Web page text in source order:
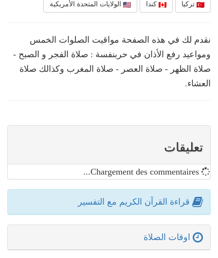
تركيا كندا الولايات المتحدة الأمريكية
نقدم لك في هذه الصفحة مواقيت الصلوات الخمس
ومواعيد رفع الأذان في حربنفسة : صلاة الفجر و الصبح -
صلاة الظهر - صلاة العصر - صلاة المغرب وكذالك صلاة
العشاء.
تعليقات
Chargement des commentaires...
قراءة القرآن الكريم مع التفسير
اوقات الصلاة